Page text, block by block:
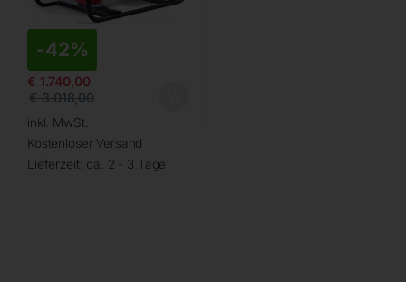
-42%
€ 1.740,00
€3.018,00
inkl. MwSt.
Kostenloser Versand
Lieferzeit: ca. 2 - 3 Tage